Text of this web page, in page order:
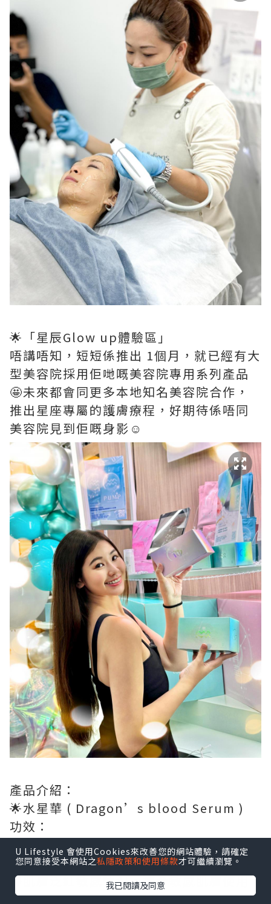
🌟「星辰Glow up體驗區」
唔講唔知，短短係推出 1個月，就已經有大
型美容院採用佢哋嘅美容院專用系列產品
🤩未來都會同更多本地知名美容院合作，
推出星座專屬的護膚療程，好期待係唔同
美容院見到佢嘅身影☺️
產品介紹：
🌟水星華 ( Dragon’s blood Serum )
功效：
-龍血萃取物抵禦氧化傷害，預防初老
-龍血草具有優良的抗炎作用，助紓緩及鎮
靜肌膚泛紅敏感情況，適合敏感肌膚使用
-馬齒莧萃取物深層滋潤肌膚並鎖住水分，
U Lifestyle 會使用Cookies來改善您的網站體驗，請確定
您同意接受本網站之私隱政策和使用條款才可繼續瀏覽。
我已閱讀及同意